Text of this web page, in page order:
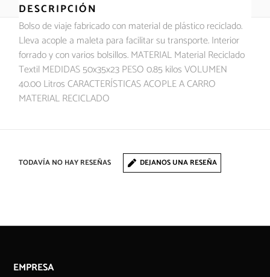
DESCRIPCIÓN
Bolso de viaje fabricado con material de plástico reciclado.
Lleva acople a maleta para facilitar su transporte. Interior
forrado y con varios bolsillos. MATERIAL Material Reciclado
Textil MEDIDAS 50x35x23 PESO 0.85 kilos VOLUMEN
40.00 Litros CARACTERÍSTICAS ACOPLE A CARRO
MATERIAL RECICLADO
TODAVÍA NO HAY RESEÑAS DEJANOS UNA RESEÑA
EMPRESA